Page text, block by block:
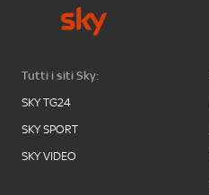
Tutti i siti Sky:
SKY TG24
SKY SPORT
SKY VIDEO